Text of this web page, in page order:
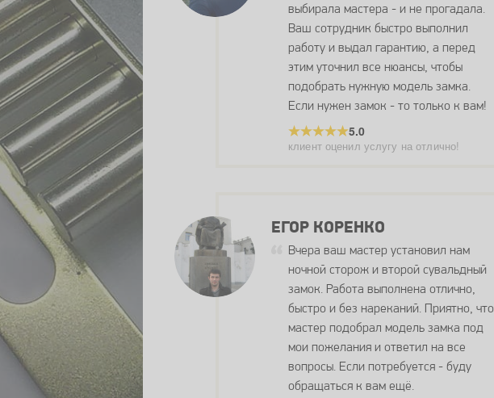
выбирала мастера - и не прогадала.
Ваш сотрудник быстро выполнил
работу и выдал гарантию, а перед
этим уточнил все нюансы, чтобы
подобрать нужную модель замка.
Если нужен замок - то только к вам!
5.0
клиент оценил услугу на отлично!
ЕГОР КОРЕНКО
Вчера ваш мастер установил нам
ночной сторож и второй сувальдный
замок. Работа выполнена отлично,
быстро и без нареканий. Приятно, что
мастер подобрал модель замка под
мои пожелания и ответил на все
вопросы. Если потребуется - буду
обращаться к вам ещё.